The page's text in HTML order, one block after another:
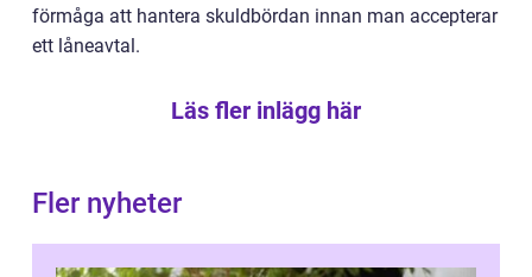
förmåga att hantera skuldbördan innan man accepterar
ett låneavtal.
Läs fler inlägg här
Fler nyheter